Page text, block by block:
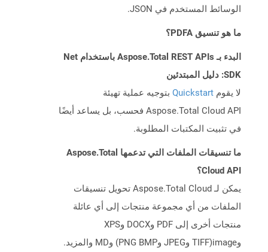
الوسائط المستخدم في JSON.
ما هو تنسيق PDFA؟
البدء بـ Aspose.Total REST APIs باستخدام Net
SDK: دليل المبتدئين
لا يقوم Quickstart بتوجيه عملية تهيئة
Aspose.Total Cloud API فحسب، بل يساعد أيضًا
في تثبيت المكتبات المطلوبة.
ما تنسيقات الملفات التي تدعمها Aspose.Total
Cloud API؟
يمكن لـ Aspose.Total Cloud تحويل تنسيقات
الملفات من أي مجموعة منتجات إلى أي عائلة
منتجات أخرى إلى PDF وDOCX وXPS
وimage(TIFF وJPEG وPNG BMP) وMD والمزيد.